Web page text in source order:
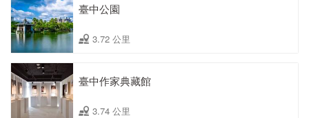
臺中公園
3.72 公里
臺中作家典藏館
3.74 公里